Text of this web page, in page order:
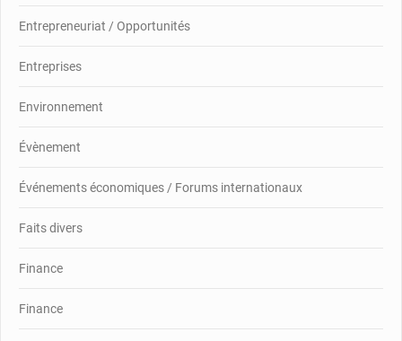
Entrepreneuriat / Opportunités
Entreprises
Environnement
Évènement
Événements économiques / Forums internationaux
Faits divers
Finance
Finance